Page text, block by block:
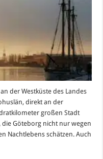
der Westküste des Landes
direkt an der
großen Stadt
die Göteborg nicht nur wegen
Nachtlebens schätzen. Auch